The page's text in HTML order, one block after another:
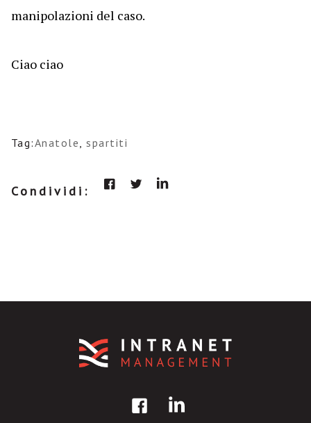
manipolazioni del caso.
Ciao ciao
Tag:Anatole,spartiti
Condividi: